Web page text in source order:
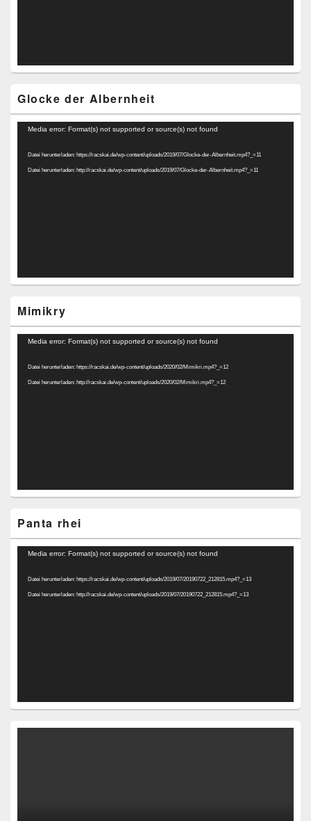
Glocke der Albernheit
Video-
Media error: Format(s) not supported or source(s) not found
Datei herunterladen: https://racskai.de/wp-content/uploads/2019/07/Glocke-der-Albernheit.mp4?_=11
Datei herunterladen: http://racskai.de/wp-content/uploads/2019/07/Glocke-der-Albernheit.mp4?_=11
Mimikry
Video-
Media error: Format(s) not supported or source(s) not found
Datei herunterladen: https://racskai.de/wp-content/uploads/2020/02/Mimikri.mp4?_=12
Datei herunterladen: http://racskai.de/wp-content/uploads/2020/02/Mimikri.mp4?_=12
Panta rhei
Video-
Media error: Format(s) not supported or source(s) not found
Datei herunterladen: https://racskai.de/wp-content/uploads/2019/07/20190722_212815.mp4?_=13
Datei herunterladen: http://racskai.de/wp-content/uploads/2019/07/20190722_212815.mp4?_=13